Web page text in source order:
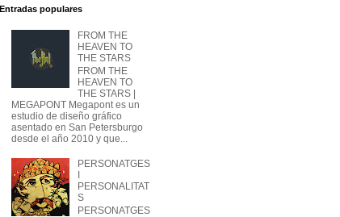
Entradas populares
FROM THE
HEAVEN TO
THE STARS
FROM THE
HEAVEN TO
THE STARS |
MEGAPONT Megapont es un
estudio de diseño gráfico
asentado en San Petersburgo
desde el año 2010 y que...
PERSONATGES
PERSONALITAT
S
PERSONATGES